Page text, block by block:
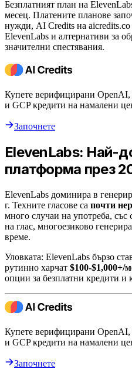
Безплатният план на
месец. Платените планове
нужди, AI Credits на
ElevenLabs и алтернативи за
значителни спестявания.
Купете верифицирани
и GCP кредити на намалени
Започнете
ElevenLabs: Най-
платформа през
ElevenLabs доминира в
г. Техните гласове са почти
много случаи на употреба,
на глас, многоезиково
време.
Уловката: ElevenLabs бързо
рутинно харчат $100-$1,000+/
опции за безплатни кредити и
Купете верифицирани
и GCP кредити на намалени
Започнете